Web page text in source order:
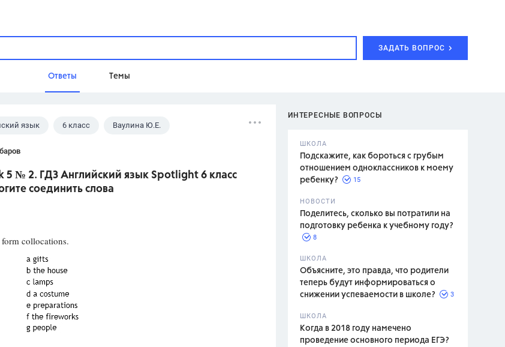
ЗАДАТЬ ВОПРОС
Ответы Темы
Домашнее задание
ИНТЕРЕСНЫЕ ВОПРОСЫ
ШКОЛА
Подскажите, как бороться с грубым
отношением одноклассников к моему
ребенку?
15
НОВОСТИ
Поделитесь, сколько вы потратили на
подготовку ребенка к учебному году?
8
ШКОЛА
Объясните, это правда, что родители
теперь будут информироваться о
снижении успеваемости в школе?
3
ШКОЛА
Когда в 2018 году намечено
проведение основного периода ЕГЭ?
язык 6 класс Ваулина Ю.Е.
5 № 2. ГДЗ Английский язык Spotlight 6 класс
соединить слова
collocations.